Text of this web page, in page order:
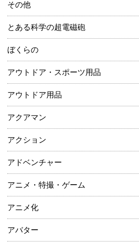
その他
とある科学の超電磁砲
ぼくらの
アウトドア・スポーツ用品
アウトドア用品
アクアマン
アクション
アドベンチャー
アニメ・特撮・ゲーム
アニメ化
アバター